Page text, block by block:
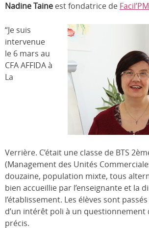
Nadine Taine est fondatrice de
“Je suis
intervenue
le 6 mars au
CFA AFFIDA à
La
Verrière. C’était une classe de BTS
(Management des Unités
douzaine, population mixte, tous
bien accueillie par l’enseignante et la
l’établissement. Les élèves sont
d’un intérêt poli à un questionnement
précis.